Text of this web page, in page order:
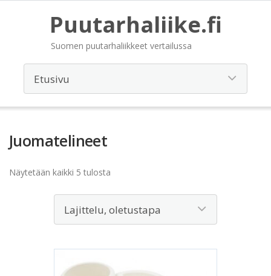
Puutarhaliike.fi
Suomen puutarhaliikkeet vertailussa
Juomatelineet
Näytetään kaikki 5 tulosta